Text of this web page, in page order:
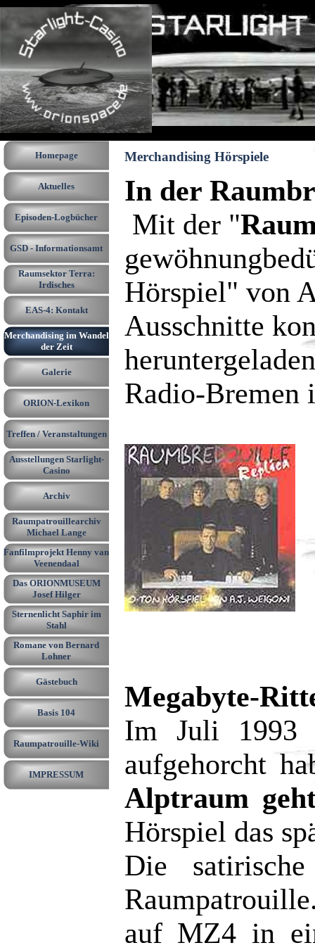
Direkt zum Seiteninhalt
Menü überspringen
Homepage
Aktuelles
Episoden-Logbücher ▼
GSD - Informationsamt
Raumsektor Terra:
Irdisches
EAS-4: Kontakt
Merchandising im Wandel
der Zeit
Galerie ▼
ORION-Lexikon ▼
Treffen / Veranstaltungen
Ausstellungen Starlight-
Casino
▼
Archiv ▼
Raumpatrouillearchiv
Michael Lange
Fanfilmprojekt Henny van
Veenendaal
Das ORIONMUSEUM
Josef Hilger
Sternenlicht Saphir im
Stahl
Romane von Bernard
Lohner
Gästebuch
Basis 104
Raumpatrouille-Wiki
IMPRESSUM
Merchandising Hörspiele
In der
Mit der "
Hörspiel" von
Ausschnitte
Radio-Bremen
Megabyte-
Im Juli 1993
aufgehorcht
Alptraum
Hörspiel das
Die
auf MZ4 in